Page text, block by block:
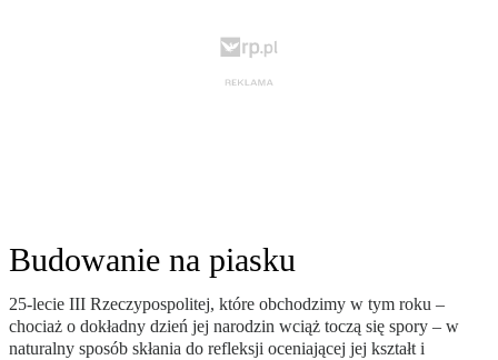
Budowanie na piasku
25-lecie III Rzeczypospolitej, które obchodzimy w tym roku –
chociaż o dokładny dzień jej narodzin wciąż toczą się spory – w
naturalny sposób skłania do refleksji oceniającej jej kształt i